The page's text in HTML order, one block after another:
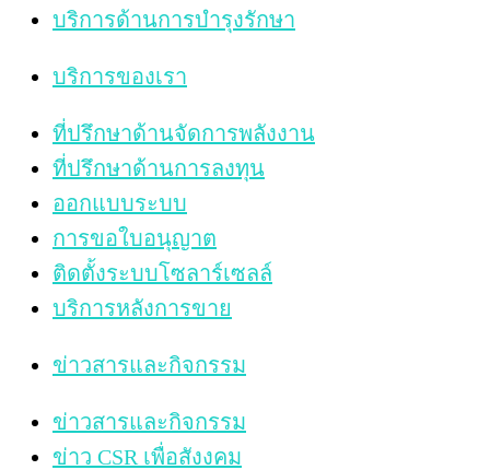
บริการด้านการบำรุงรักษา
บริการของเรา
ที่ปรึกษาด้านจัดการพลังงาน
ที่ปรึกษาด้านการลงทุน
ออกแบบระบบ
การขอใบอนุญาต
ติดตั้งระบบโซลาร์เซลล์
บริการหลังการขาย
ข่าวสารและกิจกรรม
ข่าวสารและกิจกรรม
ข่าว CSR เพื่อสังงคม